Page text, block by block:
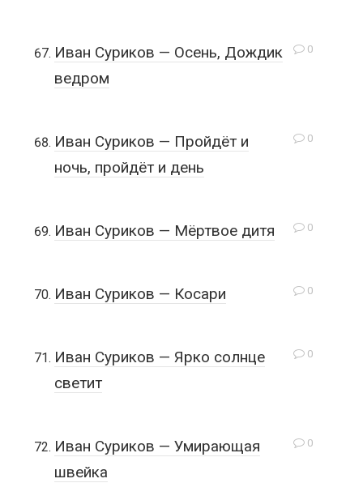
0
Иван Суриков — Осень, Дождик
ведром
0
Иван Суриков — Пройдёт и
ночь, пройдёт и день
0
Иван Суриков — Мёртвое дитя
0
Иван Суриков — Косари
0
Иван Суриков — Ярко солнце
светит
0
Иван Суриков — Умирающая
швейка